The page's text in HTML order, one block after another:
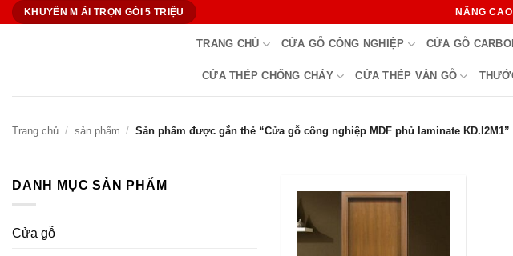
Bỏ
KHUYẾN M ÃI TRỌN GÓI 5 TRIỆU NÂNG
TRANG CHỦ CỬA GỖ CÔNG NGHIỆP CỬA GỖ
CỬA THÉP CHỐNG CHÁY CỬA THÉP VÂN GỖ
Trang chủ / sản phẩm / Sản phẩm được gắn thẻ “Cửa gỗ công nghiệp MDF phủ laminate KD.l2M1”
DANH MỤC SẢN PHẨM
Cửa gỗ